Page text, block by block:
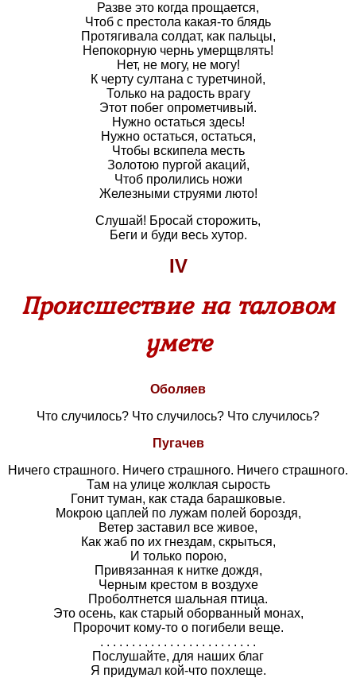
Разве это когда прощается,
Чтоб с престола какая-то блядь
Протягивала солдат, как пальцы,
Непокорную чернь умерщвлять!
Нет, не могу, не могу!
К черту султана с туретчиной,
Только на радость врагу
Этот побег опрометчивый.
Нужно остаться здесь!
Нужно остаться, остаться,
Чтобы вскипела месть
Золотою пургой акаций,
Чтоб пролились ножи
Железными струями люто!
Слушай! Бросай сторожить,
Беги и буди весь хутор.
IV
Происшествие на таловом
умете
Оболяев
Что случилось? Что случилось? Что случилось?
Пугачев
Ничего страшного. Ничего страшного. Ничего страшного.
Там на улице жолклая сырость
Гонит туман, как стада барашковые.
Мокрою цаплей по лужам полей бороздя,
Ветер заставил все живое,
Как жаб по их гнездам, скрыться,
И только порою,
Привязанная к нитке дождя,
Черным крестом в воздухе
Проболтнется шальная птица.
Это осень, как старый оборванный монах,
Пророчит кому-то о погибели веще.
. . . . . . . . . . . . . . . . . . . . . . . . .
Послушайте, для наших благ
Я придумал кой-что похлеще.